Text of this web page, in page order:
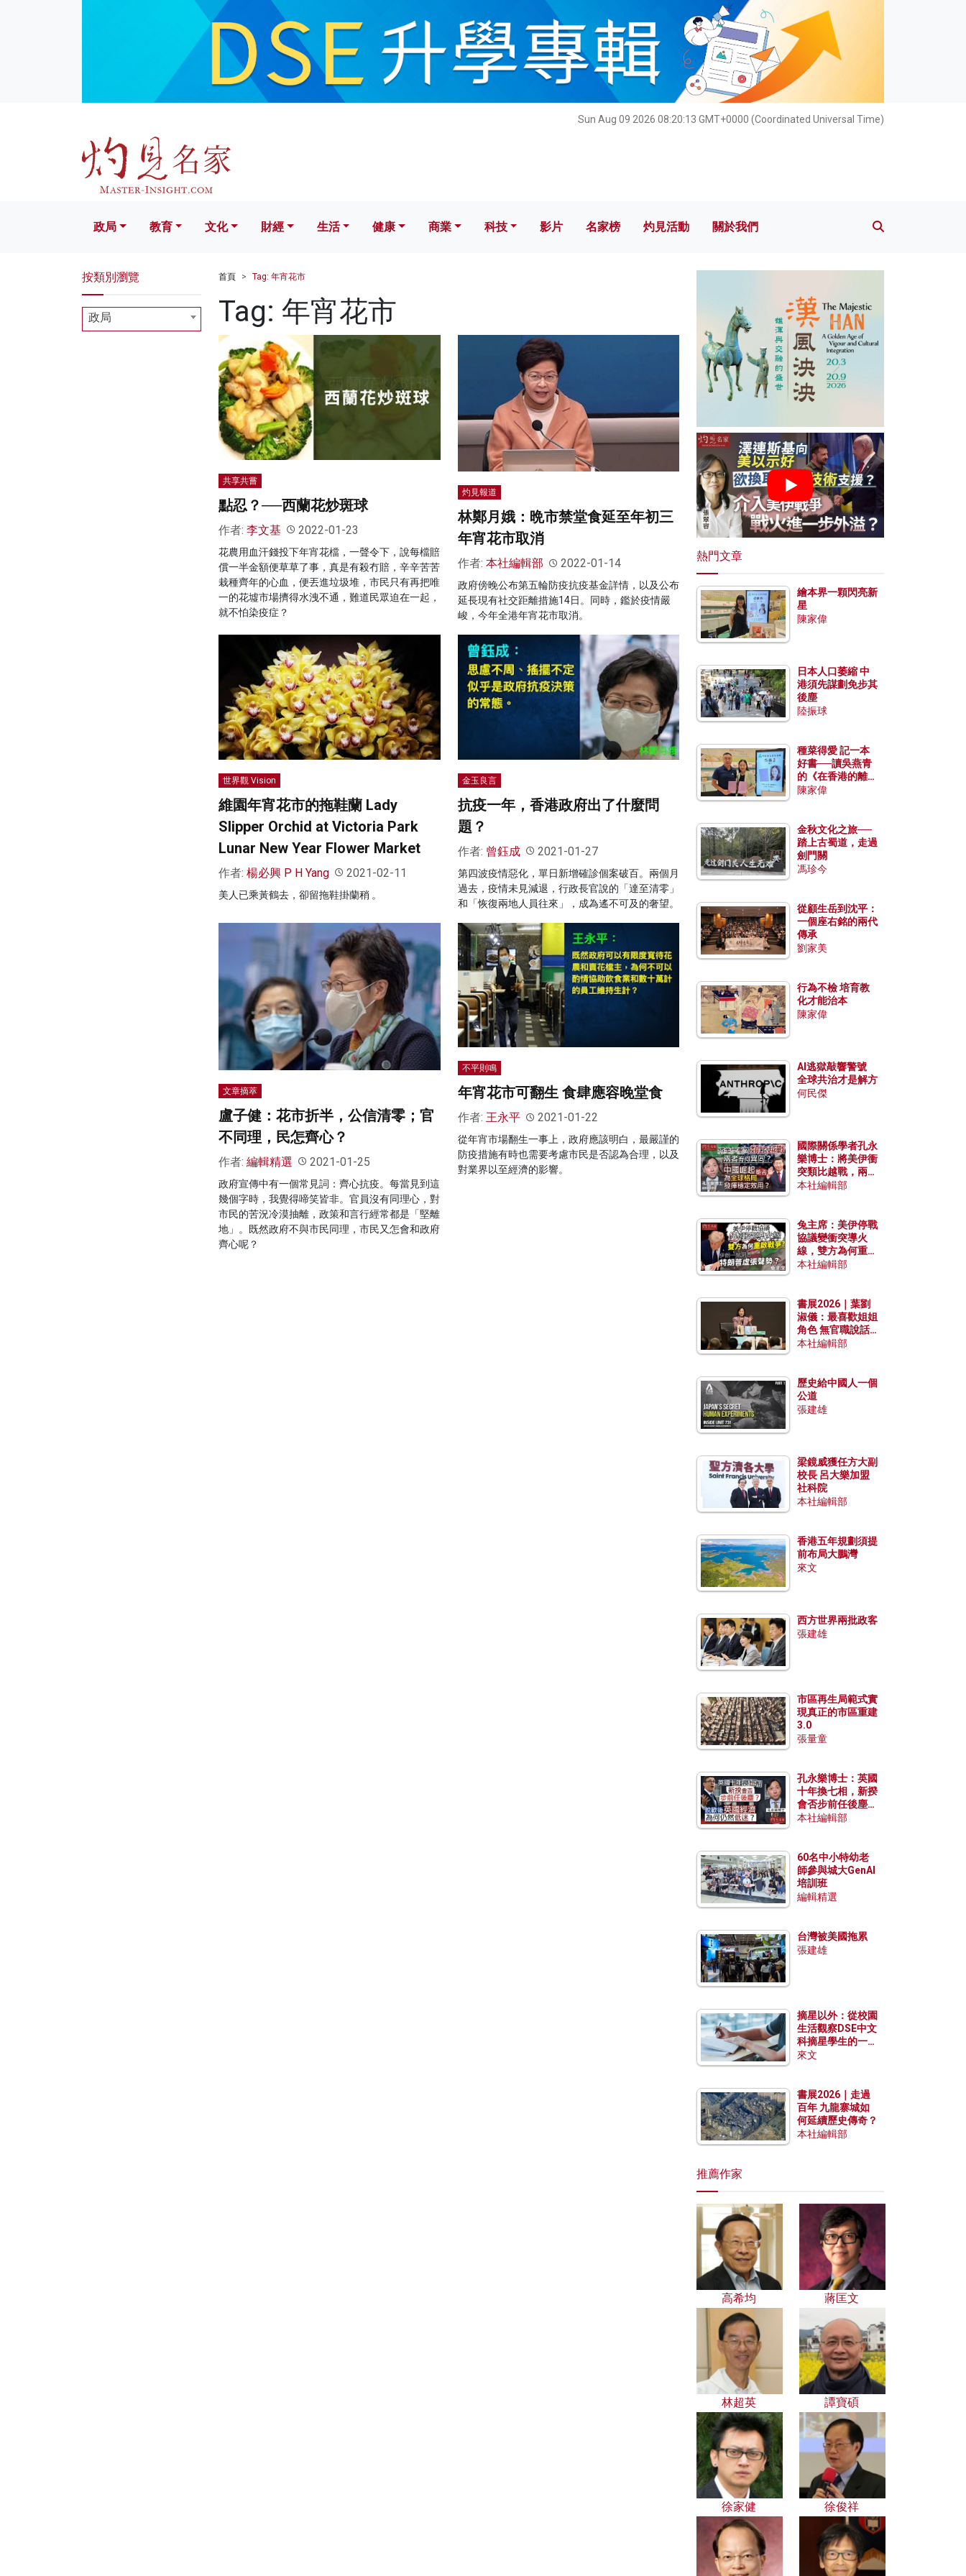
Sun Aug 09 2026 08:20:15 GMT+0000 (Coordinated Universal Time)
文化 財經 生活 健康 科技 影片 名家榜 灼見活動 關於我們
政局 教育 文化 財經 生活 健康 商業 科技 影片 名家榜 灼見活動 關於我們
首頁 Tag: 年宵花市
Tag: 年宵花市
共享共嘗
點忍？──西蘭花炒斑球
作者: 李文基 2022-01-23
花農用血汗錢投下年宵花檔，一聲令下，說每檔賠
償一半金額便草草了事，真是有殺冇賠，辛辛苦苦
栽種齊年的心血，便丟進垃圾堆，市民只有再把唯
一的花墟市場擠得水洩不通，難道民眾迫在一起，
就不怕染疫症？
灼見報道
林鄭月娥：晩市禁堂食延至年初三
年宵花市取消
作者: 本社編輯部 2022-01-14
政府傍晚公布第五輪防疫抗疫基金詳情，以及公布
延長現有社交距離措施14日。同時，鑑於疫情嚴
峻，今年全港年宵花市取消。
世界觀 Vision
維園年宵花市的拖鞋蘭 Lady
Slipper Orchid at Victoria Park
Lunar New Year Flower Market
作者: 楊必興 P H Yang 2021-02-11
美人已乘黃鶴去，卻留拖鞋掛蘭稍 。
金玉良言
抗疫一年，香港政府出了什麼問
題？
作者: 曾鈺成 2021-01-27
第四波疫情惡化，單日新增確診個案破百。兩個月
過去，疫情未見減退，行政長官說的「達至清零」
和「恢復兩地人員往來」，成為遙不可及的奢望。
文章摘萃
盧子健：花市折半，公信清零；官
不同理，民怎齊心？
作者: 編輯精選 2021-01-25
政府宣傳中有一個常見詞：齊心抗疫。每當見到這
幾個字時，我覺得啼笑皆非。官員沒有同理心，對
市民的苦況冷漠抽離，政策和言行經常都是「堅離
地」。既然政府不與市民同理，市民又怎會和政府
齊心呢？
不平則鳴
年宵花市可翻生 食肆應容晚堂食
作者: 王永平 2021-01-22
從年宵市場翻生一事上，政府應該明白，最嚴謹的
防疫措施有時也需要考慮市民是否認為合理，以及
對業界以至經濟的影響。
按類別瀏覽
政局
熱門文章
繪本界一顆閃亮新
星
陳家偉
日本人口萎縮 中
港須先謀劃免步其
後塵
陸振球
種菜得愛 記一本
好書──讀吳燕青
的《在香港的離島
種菜》
陳家偉
金秋文化之旅──
踏上古蜀道，走過
劍門關
馮珍今
從顧生岳到沈平：
一個座右銘的兩代
傳承
劉家美
行為不檢 培育教
化才能治本
陳家偉
AI逃獄敲響警號
全球共治才是解方
何民傑
國際關係學者孔永
樂博士：將美伊衝
突類比越戰，兩者
有何異同？中國崛
本社編輯部
兔主席：美伊停戰
協議變衝突導火
線，雙方為何重啟
戰爭？伊朗一早洞
本社編輯部
書展2026｜葉劉
淑儀：最喜歡姐姐
角色 無官職說話
包袱少
本社編輯部
歷史給中國人一個
公道
張建雄
梁鏡威獲任方大副
校長 呂大樂加盟
社科院
本社編輯部
香港五年規劃須提
前布局大鵬灣
來文
西方世界兩批政客
張建雄
市區再生局範式實
現真正的市區重建
3.0
張量童
孔永樂博士：英國
十年換七相，新揆
會否步前任後塵？
脫歐後英國經濟為
本社編輯部
60名中小特幼老
師參與城大GenAI
培訓班
編輯精選
台灣被美國拖累
張建雄
摘星以外：從校園
生活觀察DSE中文
科摘星學生的一點
特質
來文
書展2026｜走過
百年 九龍寨城如
何延續歷史傳奇？
本社編輯部
推薦作家
高希均 蔣匡文
林超英 譚寶碩
徐家健 徐俊祥